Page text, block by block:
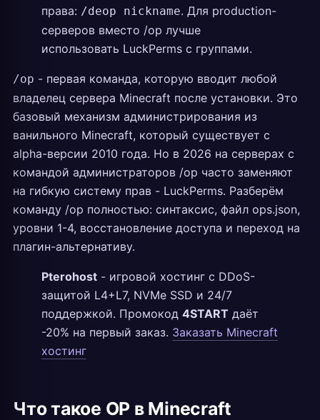
права: /deop nickname. Для production-
серверов вместо /op лучше
использовать LuckPerms с группами.
/op - первая команда, которую вводит любой
владелец сервера Minecraft после установки. Это
базовый механизм администрирования из
ванильного Minecraft, который существует с
alpha-версии 2010 года. Но в 2026 на серверах с
командой администраторов /op часто заменяют
на гибкую систему прав - LuckPerms. Разберём
команду /op полностью: синтаксис, файл ops.json,
уровни 1-4, восстановление доступа и переход на
плагин-альтернативу.
Pterohost - игровой хостинг с DDoS-
защитой L4+L7, NVMe SSD и 24/7
поддержкой. Промокод 4START даёт
-20% на первый заказ. Заказать Minecraft
хостинг
Что такое OP в Minecraft